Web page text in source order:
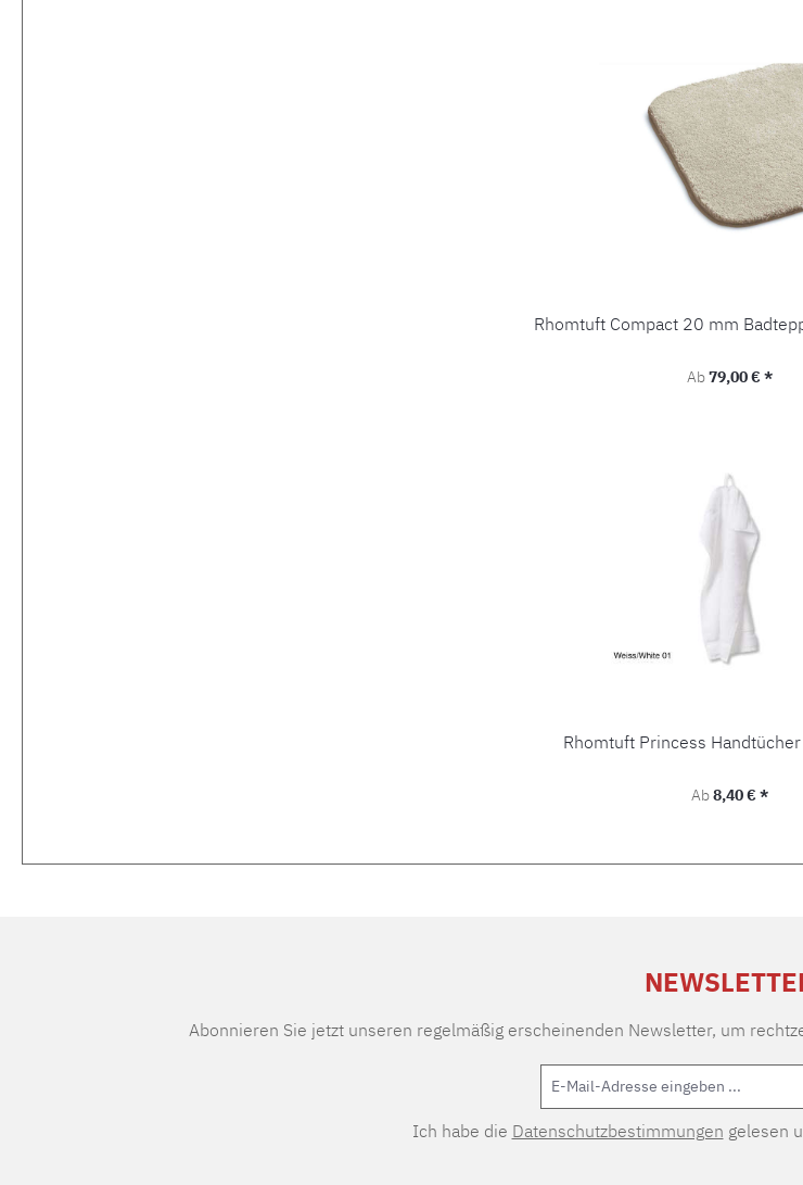
Rhomtuft Compact 20 mm
Regulärer Preis:
Ab79,00 € *
Rhomtuft Princess
Regulärer Preis:
Ab8,40 € *
Abonnieren Sie jetzt unseren regelmäßig erscheinenden Newsletter, um
Ich habe die Datenschutzbestimmungen gelesen